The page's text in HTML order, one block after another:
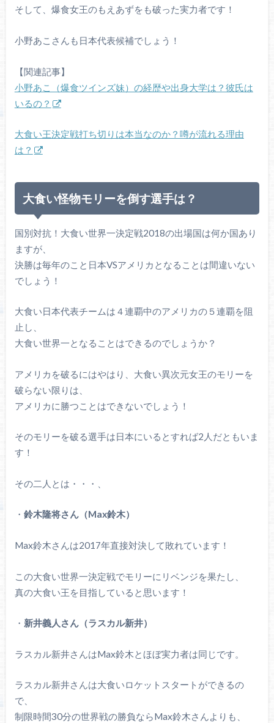
そして、爆食女王のもえあずをも破った実力者です！
小野あこさんも日本代表候補でしょう！
【関連記事】
小野あこ（爆食ツインズ妹）の経歴や出身大学は？彼氏は
いるの？
大食い王決定戦打ち切りは本当なのか？噂が流れる理由
は？
大食い怪物モリーを倒す選手は？
国別対抗！大食い世界一決定戦2018の出場国は何か国あり
ますが、
決勝は毎年のこと日本VSアメリカとなることは間違いない
でしょう！
大食い日本代表チームは４連覇中のアメリカの５連覇を阻
止し、
大食い世界一となることはできるのでしょうか？
アメリカを破るにはやはり、大食い異次元女王のモリーを
破らない限りは、
アメリカに勝つことはできないでしょう！
そのモリーを破る選手は日本にいるとすれば2人だともいま
す！
その二人とは・・・、
・ 鈴木隆将さん（Max鈴木）
Max鈴木さんは2017年直接対決して敗れています！
この大食い世界一決定戦でモリーにリベンジを果たし、
真の大食い王を目指していると思います！
・ 新井義人さん（ラスカル新井）
ラスカル新井さんはMax鈴木とほぼ実力者は同じです。
ラスカル新井さんは大食いロケットスタートができるの
で、
制限時間30分の世界戦の勝負ならMax鈴木さんよりも、